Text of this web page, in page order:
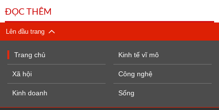
ĐỌC THÊM
Lên đầu trang
Trang chủ
Xã hội
Kinh doanh
Kinh tế vĩ mô
Công nghệ
Sống